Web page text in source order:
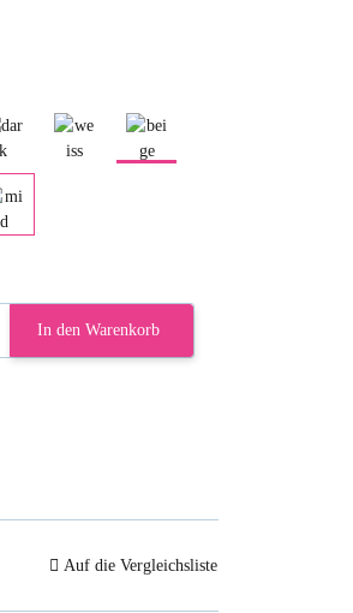
dark blue
In den Warenkorb
Auf die Vergleichsliste